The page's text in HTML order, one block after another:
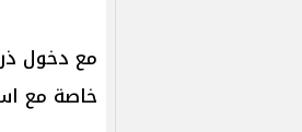
مع دخول
خاصة مع